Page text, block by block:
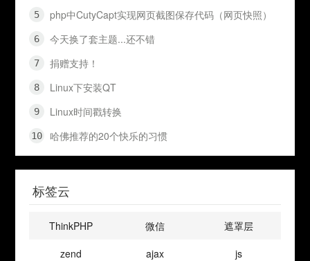
php中CutyCapt实现网页截图保存代码（网页快照）
今天换了套主题...还不错
捐赠支持！
Linux下安装QT
Linux时间戳转换
哈佛推荐的20个快乐的习惯
标签云
ThinkPHP 微信
遮罩层
zend
ajax
js